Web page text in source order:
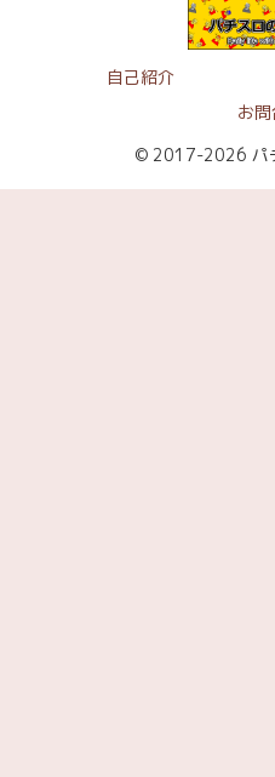
自己紹介
お
© 2017-2026 パ